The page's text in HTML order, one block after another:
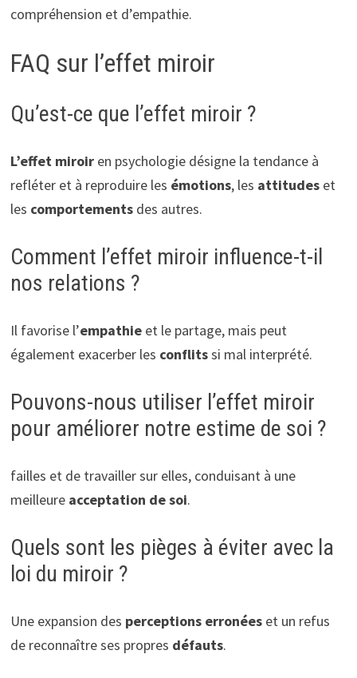
compréhension et d’empathie.
FAQ sur l’effet miroir
Qu’est-ce que l’effet miroir ?
L’effet miroiren psychologie désigne la tendance à
refléter et à reproduire les émotions, les attitudeset
les comportementsdes autres.
Comment l’effet miroir influence-t-il
nos relations ?
Il favorise l’empathieet le partage, mais peut
également exacerber les conflitssi mal interprété.
Pouvons-nous utiliser l’effet miroir
pour améliorer notre estime de soi ?
failles et de travailler sur elles, conduisant à une
meilleure acceptation de soi.
Quels sont les pièges à éviter avec la
loi du miroir ?
Une expansion des perceptions erronéeset un refus
de reconnaître ses propres défauts.